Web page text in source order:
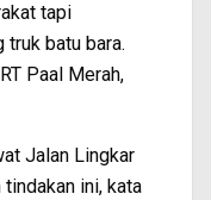
tapi
truk batu bara.
Paal Merah,
Jalan Lingkar
tindakan ini, kata